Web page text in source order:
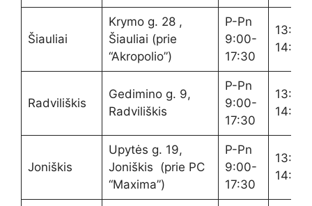
Šiauliai
Krymo g. 28 ,
Šiauliai (prie
“Akropolio”)
P-Pn
9:00-
17:30
13:20-
14:00
Radviliškis
Gedimino g. 9,
Radviliškis
P-Pn
9:00-
17:30
13:20-
14:00
Joniškis
Upytės g. 19,
Joniškis (prie PC
“Maxima”)
P-Pn
9:00-
17:30
13:20-
14:00